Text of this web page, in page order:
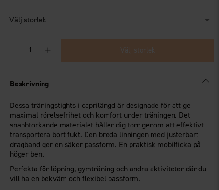
Välj storlek
Välj storlek
Beskrivning
Dessa träningstights i caprilängd är designade för att ge
maximal rörelsefrihet och komfort under träningen. Det
snabbtorkande materialet håller dig torr genom att effektivt
transportera bort fukt. Den breda linningen med justerbart
dragband ger en säker passform. En praktisk mobilficka på
höger ben.
Perfekta för löpning, gymträning och andra aktiviteter där du
vill ha en bekväm och flexibel passform.